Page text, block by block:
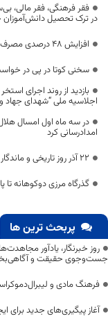
فقر فرهنگی، فقر مالی،
در ترک تحصیل دانش‌آموزان
افزایش 48 درصدی مصرف بنزین در ایام نوروز در خراسان جنوبی
سخنی کوتا در پی در
بازدید از روند اجرای
اجلاسیه ملی “شهدای
امدادرسانی کرد
۲۲ آذر روز تاریخی و ماندگار برای مردم قاینات
گذرگاه مرزی دوکوهانه تا
پربحث ترین ها
روز خبرنگار، یادآور
جست‌وجوی حقیقت و
فرهنگ مادی و
آغاز پیگیری‌های جدید برای